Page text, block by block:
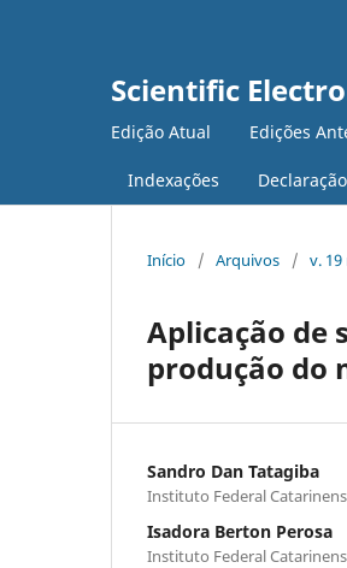
Scientific
Edição Atual Edições
Indexações
Início / Arquivos / v.
Aplicação de
produção do
Sandro Dan Tatagiba
Instituto Federal
Isadora Berton Perosa
Instituto Federal